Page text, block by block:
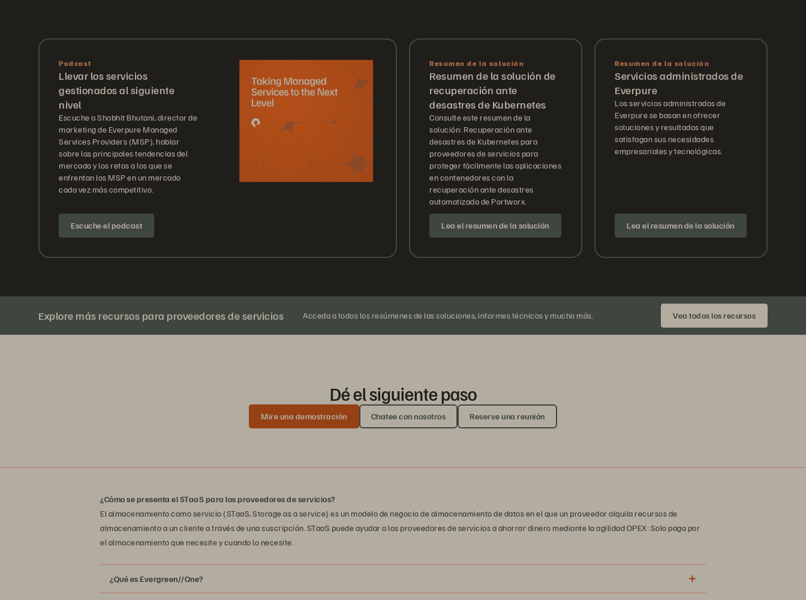
Podcast
Llevar los servicios
gestionados al siguiente
nivel
Escuche a Shobhit Bhutani, director de
marketing de Everpure Managed
Services Providers (MSP), hablar
sobre las principales tendencias del
mercado y los retos a los que se
enfrentan los MSP en un mercado
cada vez más competitivo.
Escuche el podcast
Resumen de la solución
Resumen de la solución de
recuperación ante
desastres de Kubernetes
Consulte este resumen de la
solución: Recuperación ante
desastres de Kubernetes para
proveedores de servicios para
proteger fácilmente las aplicaciones
en contenedores con la
recuperación ante desastres
automatizada de Portworx.
Lea el resumen de la solución
Resumen de la solución
Servicios administrados de
Everpure
Los servicios administrados de
Everpure se basan en ofrecer
soluciones y resultados que
satisfagan sus necesidades
empresariales y tecnológicas.
Lea el resumen de la solución
Explore más recursos para proveedores de servicios Acceda a todos los resúmenes de las soluciones, informes técnicos y mucho más. Vea todos los recursos
Dé el siguiente paso
Mire una demostración Chatee con nosotros Reserve una reunión
¿Cómo se presenta el STaaS para los proveedores de servicios?
El almacenamiento como servicio (STaaS, Storage as a service) es un modelo de negocio de almacenamiento de datos en el que un proveedor alquila recursos de
almacenamiento a un cliente a través de una suscripción. STaaS puede ayudar a los proveedores de servicios a ahorrar dinero mediante la agilidad OPEX: Solo paga por
el almacenamiento que necesite y cuando lo necesite.
¿Qué es Evergreen//One?